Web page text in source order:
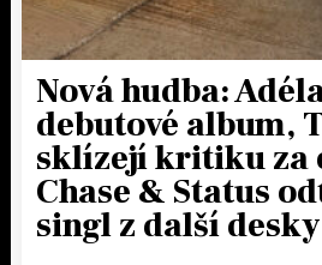
Nová hudba:
debutové album,
sklízejí kritiku za
Chase & Status
singl z další desky